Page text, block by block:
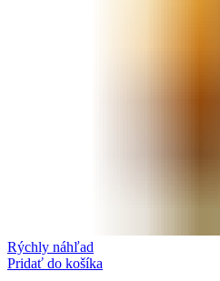
Rýchly náhľad
Pridať do košíka